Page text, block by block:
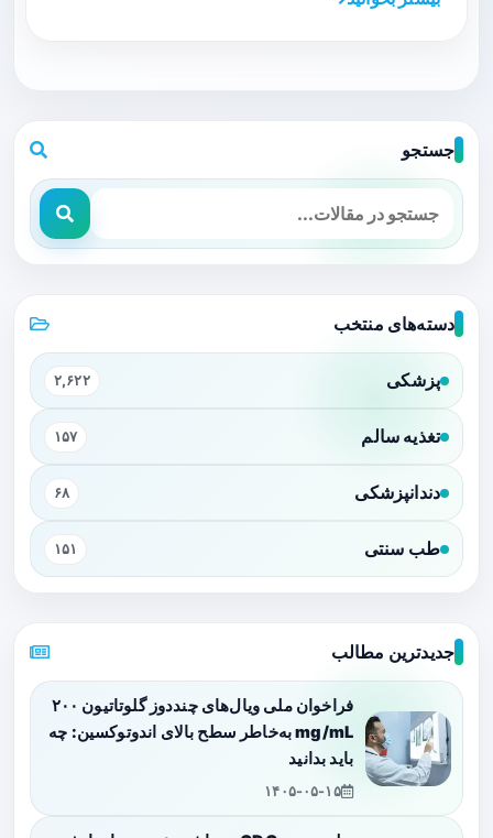
جستجو
دسته‌های منتخب
پزشکی ۲,۶۲۲
تغذیه سالم ۱۵۷
دندانپزشکی ۶۸
طب سنتی ۱۵۱
جدیدترین مطالب
فراخوان ملی ویال‌های چنددوز گلوتاتیون ۲۰۰
mg/mL به‌خاطر سطح بالای اندوتوکسین: چه
باید بدانید
۱۴۰۵-۰۵-۱۵